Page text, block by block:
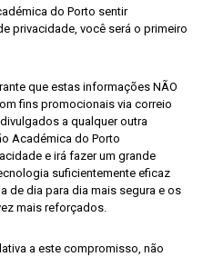
do Porto sentir
privacidade, você será o primeiro
que estas informações NÃO
fins promocionais via correio
a qualquer outra
Académica do Porto
e irá fazer um grande
suficientemente eficaz
de dia para dia mais segura e os
mais reforçados.
a este compromisso, não